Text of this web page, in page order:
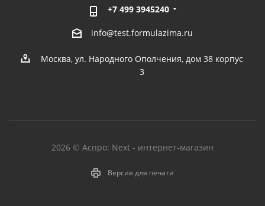
+7 499 3945240
info@test.formulazima.ru
Москва, ул. Народного Ополчения, дом 38 корпус
3
2026 © Аспро: Next - интернет-магазин
Версия для печати